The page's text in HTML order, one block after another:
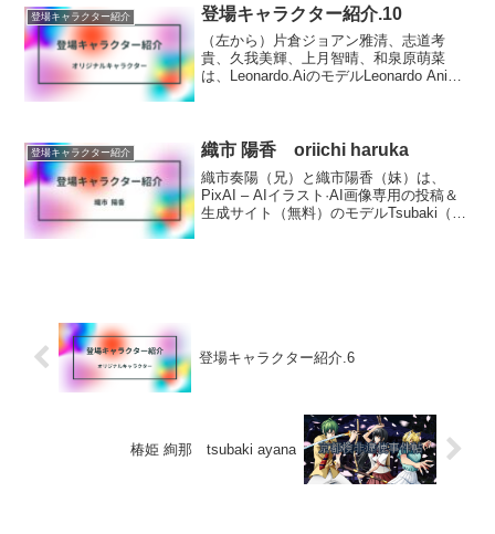
輩の...
登場キャラクター紹介 登場キャラクター紹介.10
（左から）片倉ジョアン雅清、志道考
貴、久我美輝、上月智晴、和泉原萌菜
は、Leonardo.AiのモデルLeonardo Anime
登場キャラクター紹介 織市 陽香 oriichi haruka
織市奏陽（兄）と織市陽香（妹）は、
PixAI – AIイラスト·AI画像専用の投稿＆
生成サイト（無料）のモデルTsubaki（訓
登場キャラクター紹介.6
椿姫 絢那 tsubaki ayana